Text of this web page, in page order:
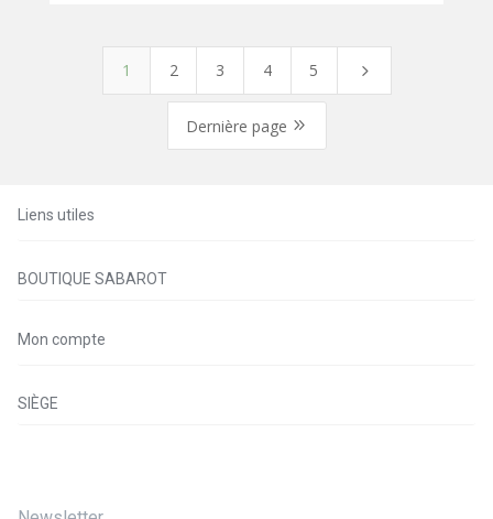
1 2 3 4 5 5
Dernière page 9
Liens utiles
BOUTIQUE SABAROT
Mon compte
SIÈGE